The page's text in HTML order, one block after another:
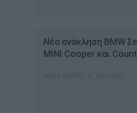
Νέα ανάκληση BMW
MINI Cooper και